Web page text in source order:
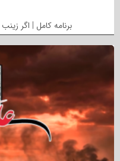
برنامه کامل | اگر زینب نبود | ۱۴۰۵.۵.۱۴ |